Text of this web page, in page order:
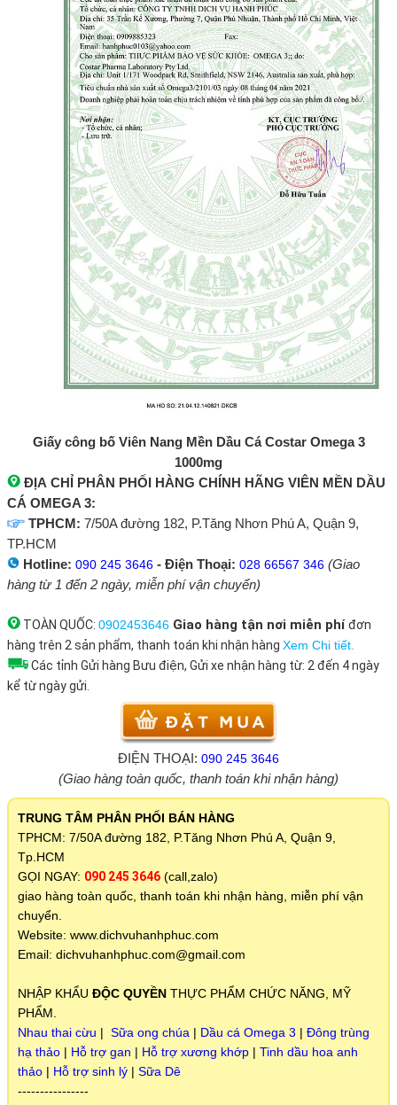
Giấy công bố Viên Nang Mền Dầu Cá Costar Omega 3
1000mg
ĐỊA CHỈ PHÂN PHỐI HÀNG CHÍNH HÃNG VIÊN MỀN DẦU
CÁ OMEGA 3:
TPHCM: 7/50A đường 182, P.Tăng Nhơn Phú A, Quận 9,
TP.HCM
Hotline: 090 245 3646 - Điện Thoại: 028 66567 346 (Giao
hàng từ 1 đến 2 ngày, miễn phí vận chuyển)
TOÀN QUỐC: 0902453646 Giao hàng tận nơi miễn phíđơn
hàng trên 2 sản phẩm, thanh toán khi nhận hàng Xem Chi tiết.
Các tỉnh Gửi hàng Bưu điện, Gửi xe nhận hàng từ: 2 đến 4 ngày
kể từ ngày gửi.
ĐIỆN THOẠI: 090 245 3646
(Giao hàng toàn quốc, thanh toán khi nhận hàng)
TRUNG TÂM PHÂN PHỐI BÁN HÀNG
TPHCM: 7/50A đường 182, P.Tăng Nhơn Phú A, Quận 9,
Tp.HCM
GỌI NGAY: 090 245 3646 (call,zalo)
giao hàng toàn quốc, thanh toán khi nhận hàng, miễn phí vận
chuyển.
Website: www.dichvuhanhphuc.com
Email: dichvuhanhphuc.com@gmail.com
NHẬP KHẨU ĐỘC QUYỀN THỰC PHẨM CHỨC NĂNG, MỸ
PHẨM.
Nhau thai cừu | Sữa ong chúa | Dầu cá Omega 3 | Đông trùng
hạ thảo | Hỗ trợ gan | Hỗ trợ xương khớp | Tinh dầu hoa anh
thảo | Hỗ trợ sinh lý | Sữa Dê
----------------